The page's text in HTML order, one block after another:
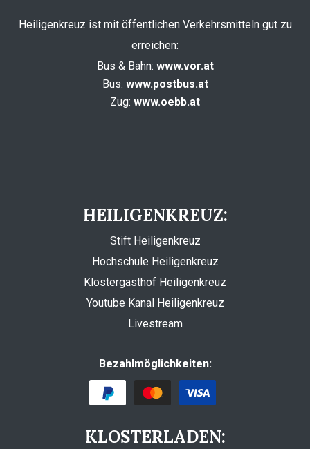
Heiligenkreuz ist mit öffentlichen Verkehrsmitteln gut zu
erreichen:
Bus & Bahn: www.vor.at
Bus: www.postbus.at
Zug: www.oebb.at
HEILIGENKREUZ:
Stift Heiligenkreuz
Hochschule Heiligenkreuz
Klostergasthof Heiligenkreuz
Youtube Kanal Heiligenkreuz
Livestream
Bezahlmöglichkeiten:
KLOSTERLADEN: